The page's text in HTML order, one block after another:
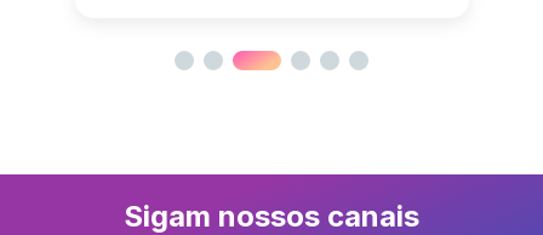
Sigam nossos canais